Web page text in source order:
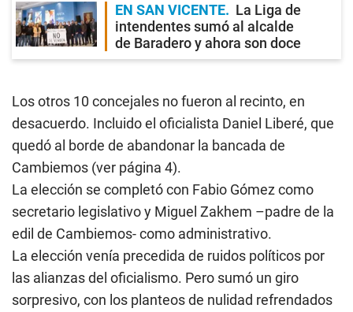
EN SAN VICENTE
La Liga de
intendentes sumó al alcalde
de Baradero y ahora son doce
Los otros 10 concejales no fueron al recinto, en
desacuerdo. Incluido el oficialista Daniel Liberé, que
quedó al borde de abandonar la bancada de
Cambiemos (ver página 4).
La elección se completó con Fabio Gómez como
secretario legislativo y Miguel Zakhem –padre de la
edil de Cambiemos- como administrativo.
La elección venía precedida de ruidos políticos por
las alianzas del oficialismo. Pero sumó un giro
sorpresivo, con los planteos de nulidad refrendados